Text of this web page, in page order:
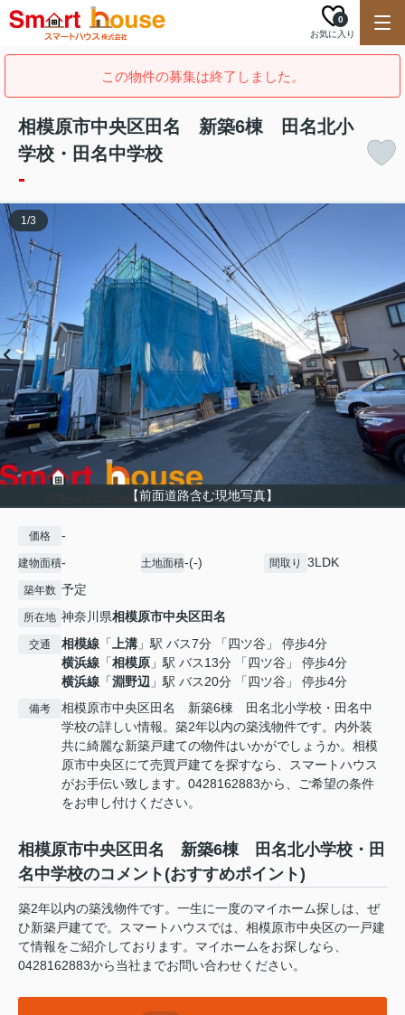
お気に入り
0
この物件の募集は終了しました。
相模原市中央区田名 新築6棟 田名北小
学校・田名中学校
-
【前面道路含む現地写真】
1/3
価格 -
建物面積- 土地面積-(-) 間取り 3LDK
築年数 予定
所在地 神奈川県相模原市中央区田名
交通 相模線 「上溝 」駅 バス7分 「四ツ谷」 停歩4分
横浜線 「相模原 」駅 バス13分 「四ツ谷」 停歩4分
横浜線 「淵野辺 」駅 バス20分 「四ツ谷」 停歩4分
備考
相模原市中央区田名 新築6棟 田名北小学校・田名中
学校の詳しい情報。築2年以内の築浅物件です。内外装
共に綺麗な新築戸建ての物件はいかがでしょうか。相模
原市中央区にて売買戸建てを探すなら、スマートハウス
がお手伝い致します。0428162883から、ご希望の条件
をお申し付けください。
相模原市中央区田名 新築6棟 田名北小学校・田
名中学校のコメント(おすすめポイント)
築2年以内の築浅物件です。一生に一度のマイホーム探しは、ぜ
ひ新築戸建てで。スマートハウスでは、相模原市中央区の一戸建
て情報をご紹介しております。マイホームをお探しなら、
0428162883から当社までお問い合わせください。